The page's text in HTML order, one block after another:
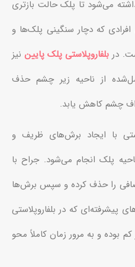
می‌شود تا پلک حالت بازتری
افرادی که دچار سنگینی پلک‌ها و
در بلفاروپلاستی پلک پاییننیز
از ناحیه زیر چشم حذف
چشم کاهش یابد.
با ایجاد برش‌های ظریف و
پلک انجام می‌شود. جراح با
را حذف کرده و سپس برش‌ها
پیشرفته‌ای که در بلفاروپلاستی
بوده و به مرور زمان کاملاً محو